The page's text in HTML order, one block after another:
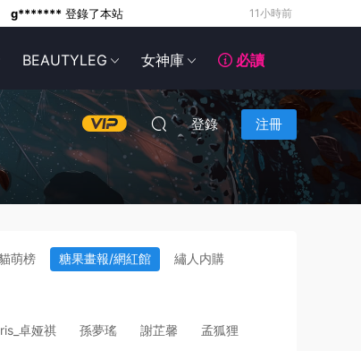
BEAUTYLEG 女神庫 必讀
登錄 注冊
6******* 14小時前
6******* 14小時前
6******* 14小時前
6******* 14小時前
6******* 15小時前
6******* 15小時前
6******* 15小時前
g*******登錄了本站
萌榜 糖果畫報/網紅館
繡人内購
卓娅祺 孫夢瑤 謝芷馨
孟狐狸